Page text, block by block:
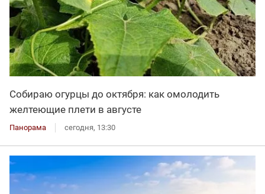
Собираю огурцы до октября: как омолодить
желтеющие плети в августе
Панорама сегодня, 13:30